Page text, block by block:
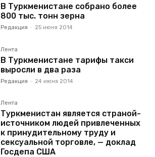
В Туркменистане собрано более
800 тыс. тонн зерна
Редакция - 25 июня 2014
Лента
В Туркменистане тарифы такси
выросли в два раза
Редакция - 24 июня 2014
Лента
Туркменистан является страной-
источником людей привлеченных
к принудительному труду и
сексуальной торговле, — доклад
Госдепа США